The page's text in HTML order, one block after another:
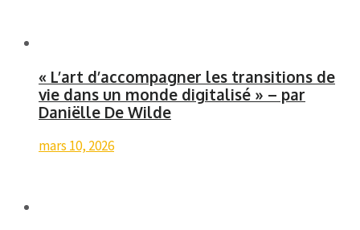
« L’art d’accompagner les transitions de
vie dans un monde digitalisé » – par
Daniëlle De Wilde
mars 10, 2026